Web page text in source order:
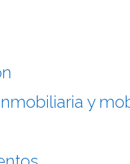
y